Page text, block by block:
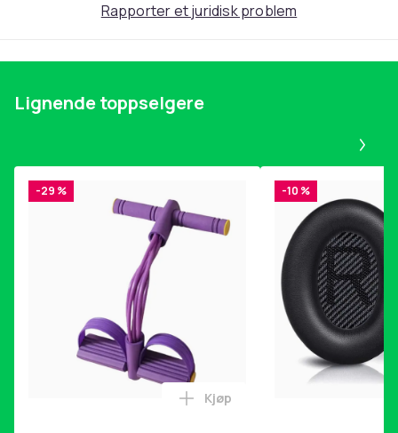
Rapporter et juridisk problem
Lignende toppselgere
-29 %
Legg Magetrener, 6-rørs
Kjøp
-10 %